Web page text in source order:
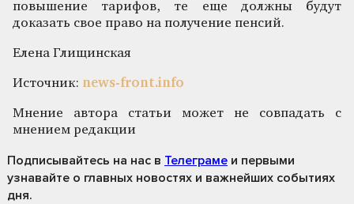
повышение тарифов, те еще должны будут
доказать свое право на получение пенсий.
Елена Глищинская
Источник: news-front.info
Мнение автора статьи может не совпадать с
мнением редакции
Подписывайтесь на нас в Телеграме и первыми
узнавайте о главных новостях и важнейших событиях
дня.